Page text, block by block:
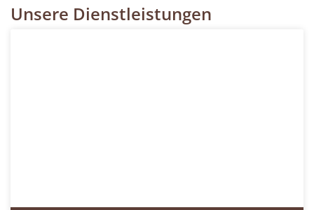
Unsere Dienstleistungen